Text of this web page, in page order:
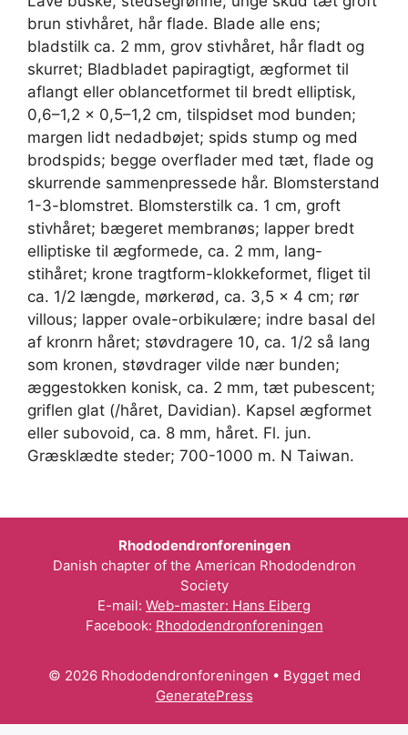
brun stivhåret, hår flade. Blade alle ens;
bladstilk ca. 2 mm, grov stivhåret, hår fladt og
skurret; Bladbladet papiragtigt, ægformet til
aflangt eller oblancetformet til bredt elliptisk,
0,6–1,2 × 0,5–1,2 cm, tilspidset mod bunden;
margen lidt nedadbøjet; spids stump og med
brodspids; begge overflader med tæt, flade og
skurrende sammenpressede hår. Blomsterstand
1-3-blomstret. Blomsterstilk ca. 1 cm, groft
stivhåret; bægeret membranøs; lapper bredt
elliptiske til ægformede, ca. 2 mm, lang-
stihåret; krone tragtform-klokkeformet, fliget til
ca. 1/2 længde, mørkerød, ca. 3,5 × 4 cm; rør
villous; lapper ovale-orbikulære; indre basal del
af kronrn håret; støvdragere 10, ca. 1/2 så lang
som kronen, støvdrager vilde nær bunden;
æggestokken konisk, ca. 2 mm, tæt pubescent;
griflen glat (/håret, Davidian). Kapsel ægformet
eller subovoid, ca. 8 mm, håret. Fl. jun.
Græsklædte steder; 700-1000 m. N Taiwan.
Rhododendronforeningen
Danish chapter of the American Rhododendron
Society
E-mail: Web-master: Hans Eiberg
Facebook: Rhododendronforeningen
© 2026 Rhododendronforeningen • Bygget med
GeneratePress